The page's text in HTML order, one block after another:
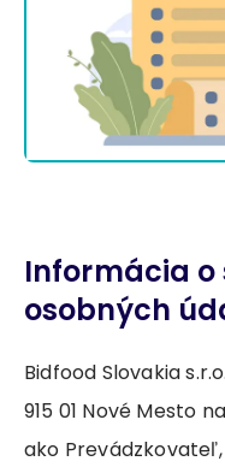
Informácia
osobných
Bidfood Slovakia
915 01 Nové Mesto
ako